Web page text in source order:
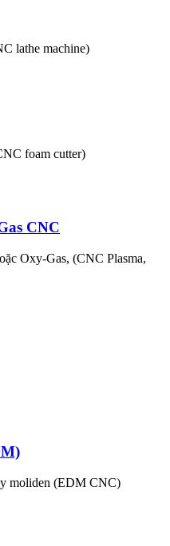
lathe machine)
foam cutter)
CNC
Oxy-Gas, (CNC Plasma,
moliden (EDM CNC)